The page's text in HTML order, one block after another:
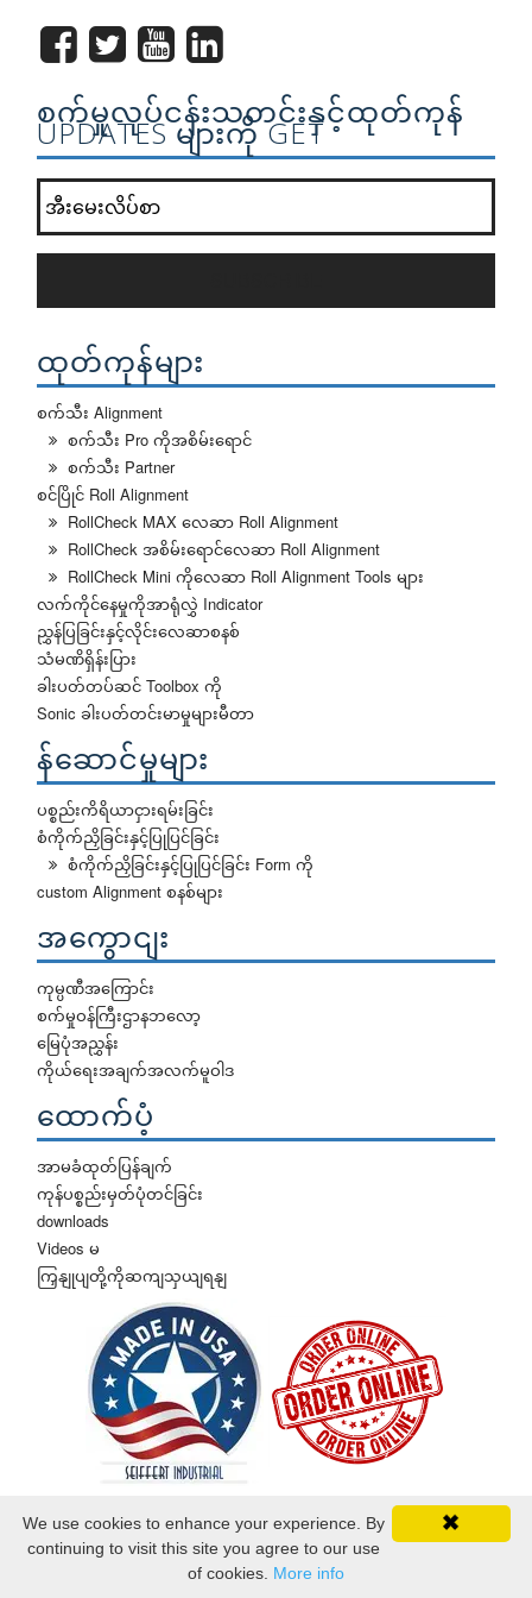
စက်မှုလုပ်ငန်းသတင်းနှင့်ထုတ်ကုန်
UPDATES များကို GET
ကျွန်တော်တို့ရဲ့သတင်းလွှာစာရင်း join? *
ထုတ်ကုန်များ
စက်သီး Alignment
စက်သီး Pro ကိုအစိမ်းရောင်
စက်သီး Partner
စင်ပြိုင် Roll Alignment
RollCheck MAX လေဆာ Roll Alignment
RollCheck အစိမ်းရောင်လေဆာ Roll Alignment
RollCheck Mini ကိုလေဆာ Roll Alignment Tools များ
လက်ကိုင်နေမှုကိုအာရုံလွှဲ Indicator
ညွှန်ပြခြင်းနှင့်လိုင်းလေဆာစနစ်
သံမဏိရှိန်းပြား
ခါးပတ်တပ်ဆင် Toolbox ကို
Sonic ခါးပတ်တင်းမာမှုများမီတာ
န်ဆောင်မှုများ
ပစ္စည်းကိရိယာငှားရမ်းခြင်း
စံကိုက်ညှိခြင်းနှင့်ပြုပြင်ခြင်း
စံကိုက်ညှိခြင်းနှင့်ပြုပြင်ခြင်း Form ကို
custom Alignment စနစ်များ
အကွောငျး
ကုမ္ပဏီအကြောင်း
စက်မှုဝန်ကြီးဌာနဘလော့
မြေပုံအညွှန်း
ကိုယ်ရေးအချက်အလက်မူဝါဒ
ထောက်ပံ့
အာမခံထုတ်ပြန်ချက်
ကုန်ပစ္စည်းမှတ်ပုံတင်ခြင်း
downloads
Videos မ
ကြှနျုပျတို့ကိုဆကျသှယျရနျ
©2026 Seiffert စက်မှုဇုန်. မူပိုင်ခွင့်များရယူပြီး.
✖
We use cookies to enhance your experience. By
continuing to visit this site you agree to our use
of cookies. More info